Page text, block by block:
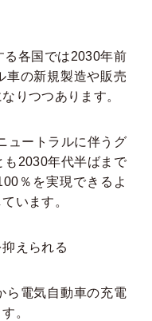
る各国では2030年前
車の新規製造や販売
りつつあります。
ュートラルに伴うグ
も2030年代半ばまで
％を実現できるよ
います。
えられる
ら電気自動車の充電
。